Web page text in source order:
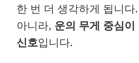
한 번 더 생각하게 됩니다
아니라, 운의 무게 중심
신호입니다.